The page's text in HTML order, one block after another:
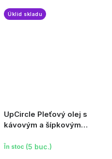
UpCircle Pleťový olej s
kávovým a šípkovým
Úklid skladu
În stoc (5 buc.)